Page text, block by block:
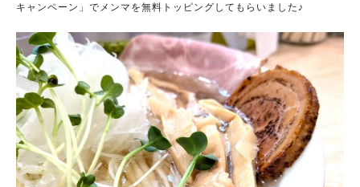
キャンペーン」でメンマを無料トッピングしてもらいました♪